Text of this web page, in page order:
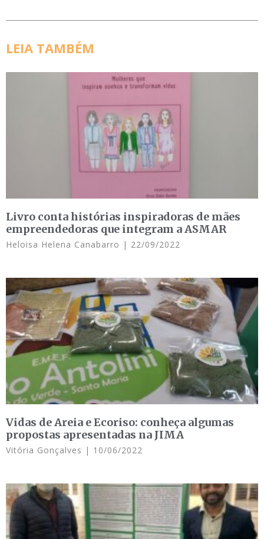
LEIA TAMBÉM
Livro conta histórias inspiradoras de mães
empreendedoras que integram a ASMAR
Heloisa Helena Canabarro 22/09/2022
Vidas de Areia e Ecoriso: conheça algumas
propostas apresentadas na JIMA
Vitória Gonçalves 10/06/2022